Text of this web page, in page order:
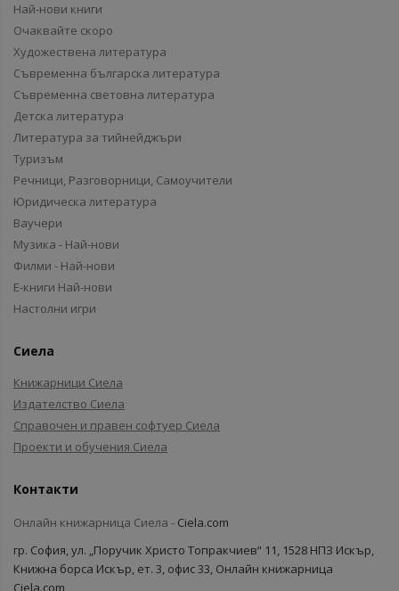
Най-нови книги
Очаквайте скоро
Художествена литература
Съвременна българска литература
Съвременна световна литература
Детска литература
Литература за тийнейджъри
Туризъм
Речници, Разговорници, Самоучители
Юридическа литература
Ваучери
Музика - Най-нови
Филми - Най-нови
Е-книги Най-нови
Настолни игри
Сиела
Книжарници Сиела
Издателство Сиела
Справочен и правен софтуер Сиела
Проекти и обучения Сиела
Контакти
Онлайн книжарница Сиела - Ciela.com
гр. София, ул. „Поручик Христо Топракчиев“ 11, 1528 НПЗ Искър,
Книжна борса Искър, ет. 3, офис 33, Онлайн книжарница
Ciela.com